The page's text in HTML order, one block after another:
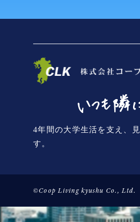
4年間の大学生活を支え、
す。
©Coop Living kyushu Co., Ltd.